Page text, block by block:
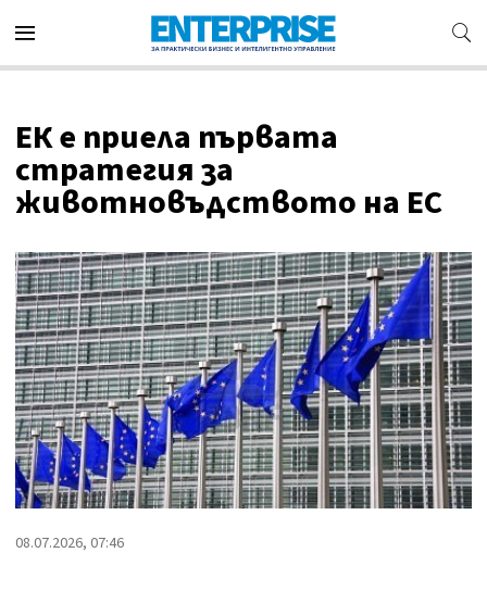
ЕК е приела първата
стратегия за
животновъдството на ЕС
08.07.2026, 07:46